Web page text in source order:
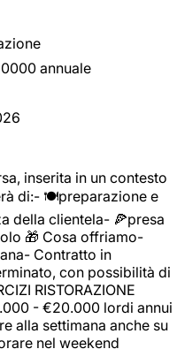
annuale
inserita in un contesto
di:- 🍽️preparazione e
della clientela- 🍕presa
🎁 Cosa offriamo-
Contratto in
con possibilità di
RISTORAZIONE
- €20.000 lordi annui
alla settimana anche su
nel weekend